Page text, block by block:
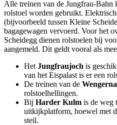
Alle treinen van de Jungfrau-Bahn
rolstoel worden gebruikt.
(bijvoorbeeld tussen Kleine
bagagewagen vervoerd. Voor het
Scheidegg dienen rolstoelen bij
aangemeld. Dit geldt vooral als
Het Jungfraujoch is
van het Eispalast is er een
De treinen van de
rolstoelhellingen.
Bij Harder Kulm is de weg
uitkijkplatform, hoewel met
steil.